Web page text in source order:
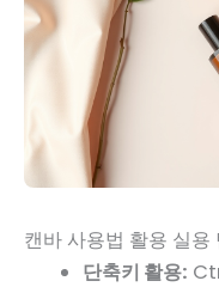
캔바 사용법 활용 실용
단축키 활용: